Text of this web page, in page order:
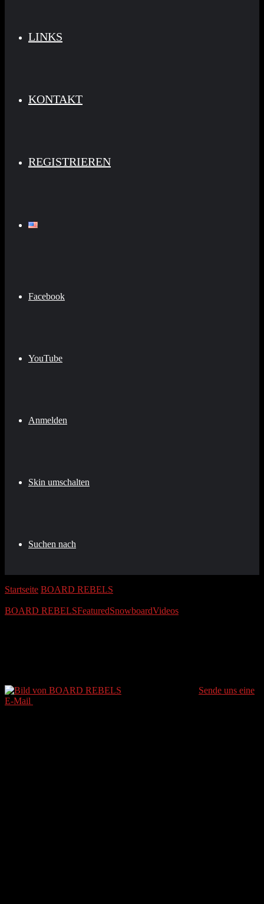
LINKS
KONTAKT
REGISTRIEREN
Facebook
YouTube
Anmelden
Skin umschalten
Suchen nach
Startseite BOARD REBELS
BOARD REBELSFeaturedSnowboardVideos
Sende uns eine
E-Mail